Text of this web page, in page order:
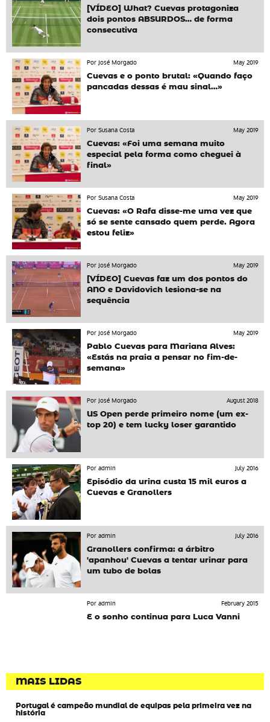
[VÍDEO] What? Cuevas protagoniza
dois pontos ABSURDOS… de forma
consecutiva
Por José Morgado
May 2019
Cuevas e o ponto brutal: «Quando faço
pancadas dessas é mau sinal…»
Por Susana Costa
May 2019
Cuevas: «Foi uma semana muito
especial pela forma como cheguei à
final»
Por Susana Costa
May 2019
Cuevas: «O Rafa disse-me uma vez que
só se sente cansado quem perde. Agora
estou feliz»
Por José Morgado
May 2019
[VÍDEO] Cuevas faz um dos pontos do
ANO e Davidovich lesiona-se na
sequência
Por José Morgado
May 2019
Pablo Cuevas para Mariana Alves:
«Estás na praia a pensar no fim-de-
semana»
Por José Morgado
August 2018
US Open perde primeiro nome (um ex-
top 20) e tem lucky loser garantido
Por admin
July 2016
Episódio da urina custa 15 mil euros a
Cuevas e Granollers
Por admin
July 2016
Granollers confirma: a árbitro
'apanhou' Cuevas a tentar urinar para
um tubo de bolas
Por admin
February 2015
E o sonho continua para Luca Vanni
MAIS LIDAS
Portugal é campeão mundial de equipas pela primeira vez na
história